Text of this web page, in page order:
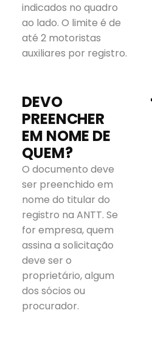
indicados no quadro
ao lado. O limite é de
até 2 motoristas
auxiliares por registro.
DEVO
PREENCHER
EM NOME DE
QUEM?
O documento deve
ser preenchido em
nome do titular do
registro na ANTT. Se
for empresa, quem
assina a solicitação
deve ser o
proprietário, algum
dos sócios ou
procurador.